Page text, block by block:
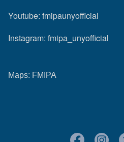
Youtube: fmipaunyofficial
Instagram: fmipa_unyofficial
Maps: FMIPA